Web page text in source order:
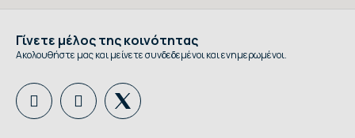
Γίνετε μέλος της κοινότητας
Ακολουθήστε μας και μείνετε συνδεδεμένοι και ενημερωμένοι.